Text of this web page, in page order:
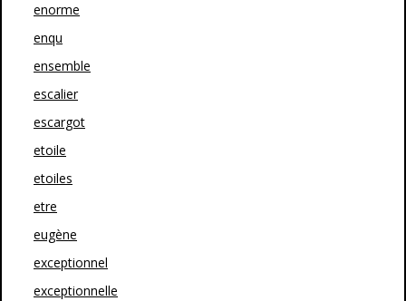
enorme
enqu
ensemble
escalier
escargot
etoile
etoiles
etre
eugène
exceptionnel
exceptionnelle